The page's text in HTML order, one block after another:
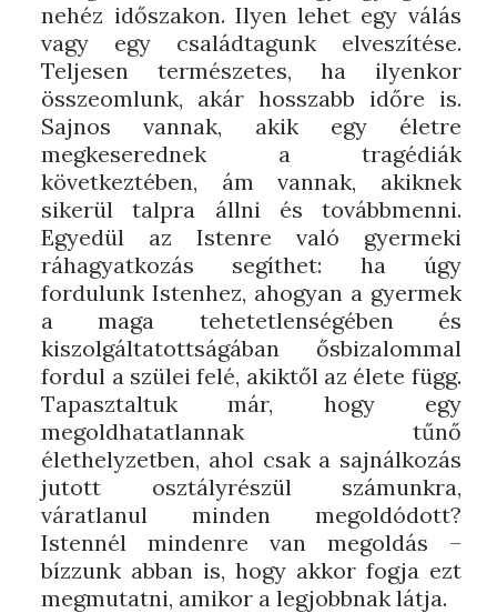
nehéz időszakon. Ilyen lehet egy válás
vagy egy családtagunk elveszítése.
Teljesen természetes, ha ilyenkor
összeomlunk, akár hosszabb időre is.
Sajnos vannak, akik egy életre
megkeserednek a tragédiák
következtében, ám vannak, akiknek
sikerül talpra állni és továbbmenni.
Egyedül az Istenre való gyermeki
ráhagyatkozás segíthet: ha úgy
fordulunk Istenhez, ahogyan a gyermek
a maga tehetetlenségében és
kiszolgáltatottságában ősbizalommal
fordul a szülei felé, akiktől az élete függ.
Tapasztaltuk már, hogy egy
megoldhatatlannak tűnő
élethelyzetben, ahol csak a sajnálkozás
jutott osztályrészül számunkra,
váratlanul minden megoldódott?
Istennél mindenre van megoldás –
bízzunk abban is, hogy akkor fogja ezt
megmutatni, amikor a legjobbnak látja.